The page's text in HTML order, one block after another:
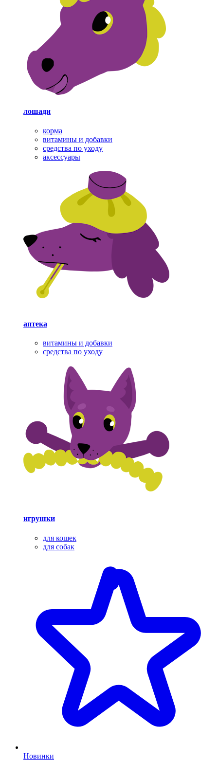
лошади
корма
витамины и добавки
средства по уходу
аксессуары
аптека
витамины и добавки
средства по уходу
игрушки
для кошек
для собак
Новинки